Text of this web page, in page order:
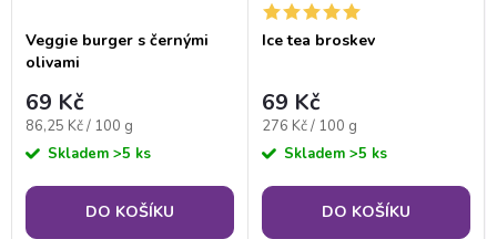
Veggie burger s černými
olivami
69 Kč
Měrná
cena:
86,25 Kč / 100 g
Skladem >5 ks
DO KOŠÍKU
Ice tea broskev
69 Kč
Měrná
cena:
276 Kč / 100 g
Skladem >5 ks
DO KOŠÍKU